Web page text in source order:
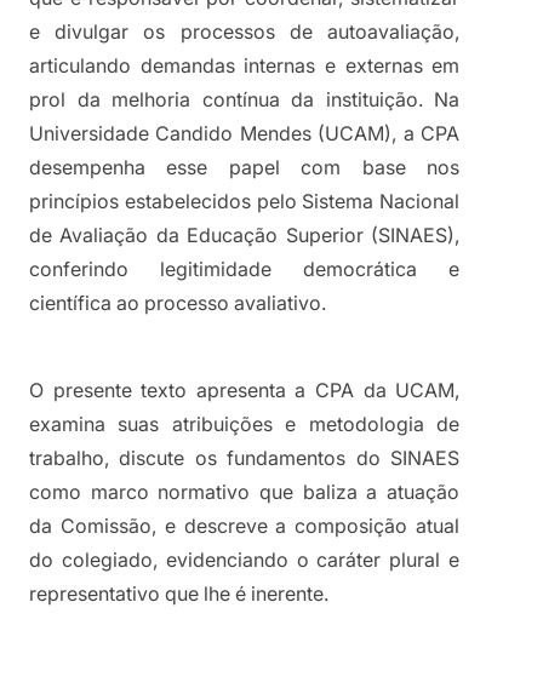
e divulgar os processos de autoavaliação,
articulando demandas internas e externas em
prol da melhoria contínua da instituição. Na
Universidade Candido Mendes (UCAM), a CPA
desempenha esse papel com base nos
princípios estabelecidos pelo Sistema Nacional
de Avaliação da Educação Superior (SINAES),
conferindo legitimidade democrática e
científica ao processo avaliativo.
O presente texto apresenta a CPA da UCAM,
examina suas atribuições e metodologia de
trabalho, discute os fundamentos do SINAES
como marco normativo que baliza a atuação
da Comissão, e descreve a composição atual
do colegiado, evidenciando o caráter plural e
representativo que lhe é inerente.